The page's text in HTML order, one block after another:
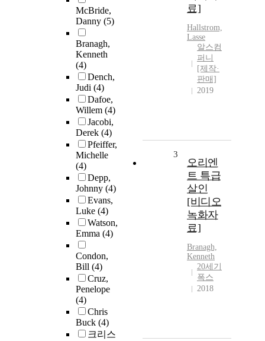
McBride,
Danny (5)
Branagh,
Kenneth
(4)
Dench,
Judi (4)
Dafoe,
Willem (4)
Jacobi,
Derek (4)
Pfeiffer,
Michelle
(4)
Depp,
Johnny (4)
Evans,
Luke (4)
Watson,
Emma (4)
Condon,
Bill (4)
Cruz,
Penelope
(4)
Chris
Buck (4)
크리스
료]
Hallstrom,
Lasse
알스컴
퍼니
[제작·
판매]
2019
3
오리엔
트 특급
살인
[비디오
녹화자
료]
Branagh,
Kenneth
20세기
폭스
2018